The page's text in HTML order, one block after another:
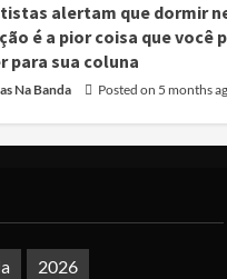
alertam que dormir
é a pior coisa que você
para sua coluna
Na Banda Posted on 5 months
2026